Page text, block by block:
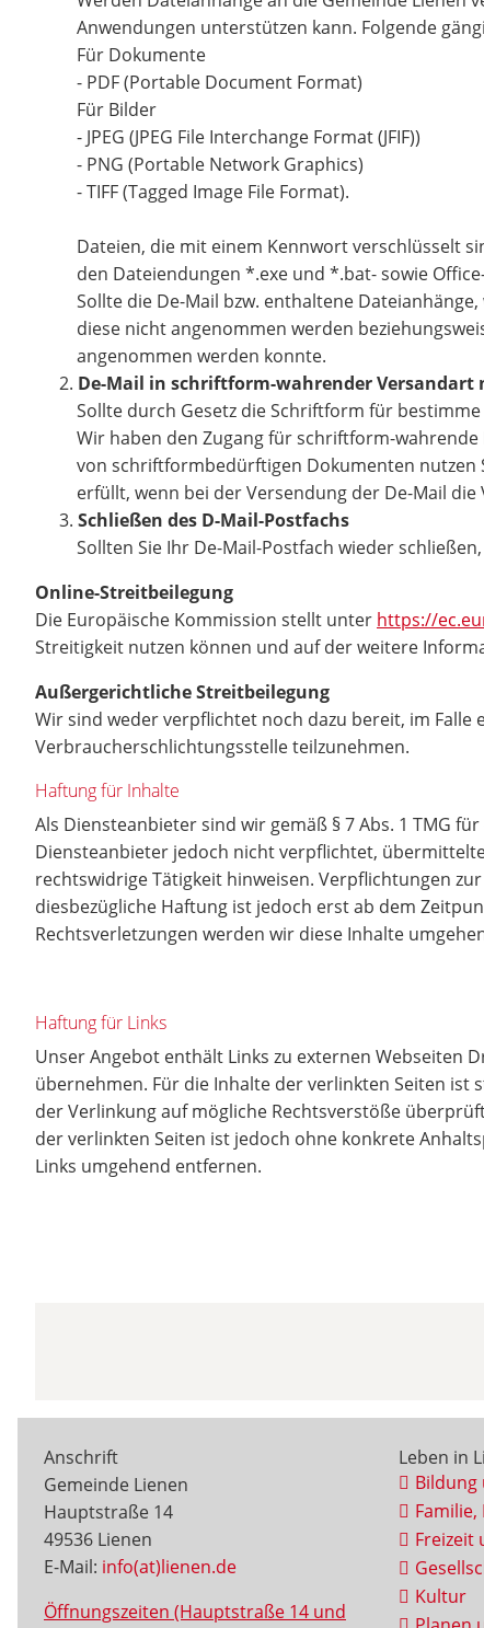
Anwendungen unterstützen kann. Folgende
Für Dokumente
- PDF (Portable Document Format)
Für Bilder
- JPEG (JPEG File Interchange Format (JFIF))
- PNG (Portable Network Graphics)
- TIFF (Tagged Image File Format).
Dateien, die mit einem Kennwort verschlüsselt
den Dateiendungen *.exe und *.bat- sowie
Sollte die De-Mail bzw. enthaltene
diese nicht angenommen werden
angenommen werden konnte.
De-Mail in schriftform-wahrender Versandart
Sollte durch Gesetz die Schriftform für
Wir haben den Zugang für schriftform-
von schriftformbedürftigen Dokumenten nutzen
erfüllt, wenn bei der Versendung der De-Mail
Schließen des D-Mail-Postfachs
Sollten Sie Ihr De-Mail-Postfach wieder
Online-Streitbeilegung
Die Europäische Kommission stellt unter https://
Streitigkeit nutzen können und auf der weitere
Außergerichtliche Streitbeilegung
Wir sind weder verpflichtet noch dazu bereit, im
Verbraucherschlichtungsstelle teilzunehmen.
Haftung für Inhalte
Als Diensteanbieter sind wir gemäß § 7 Abs. 1 TMG
Diensteanbieter jedoch nicht verpflichtet,
rechtswidrige Tätigkeit hinweisen. Verpflichtungen
diesbezügliche Haftung ist jedoch erst ab dem
Rechtsverletzungen werden wir diese Inhalte
Haftung für Links
Unser Angebot enthält Links zu externen Webseiten
übernehmen. Für die Inhalte der verlinkten Seiten
der Verlinkung auf mögliche Rechtsverstöße
der verlinkten Seiten ist jedoch ohne konkrete
Links umgehend entfernen.
Anschrift
Gemeinde Lienen
Hauptstraße 14
49536 Lienen
E-Mail: info(at)lienen.de
Öffnungszeiten (Hauptstraße 14 und
Leben in
Bildung
Freizeit
Kultur